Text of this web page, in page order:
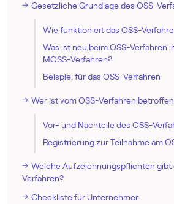
Gesetzliche Grundlage des OSS-
Wie funktioniert das OSS-
Was ist neu beim OSS-Verfahren
MOSS-Verfahren?
Beispiel für das OSS-Verfahren
Wer ist vom OSS-Verfahren
Vor- und Nachteile des OSS-
Registrierung zur Teilnahme am
Welche Aufzeichnungspflichten gibt
Verfahren?
Checkliste für Unternehmer